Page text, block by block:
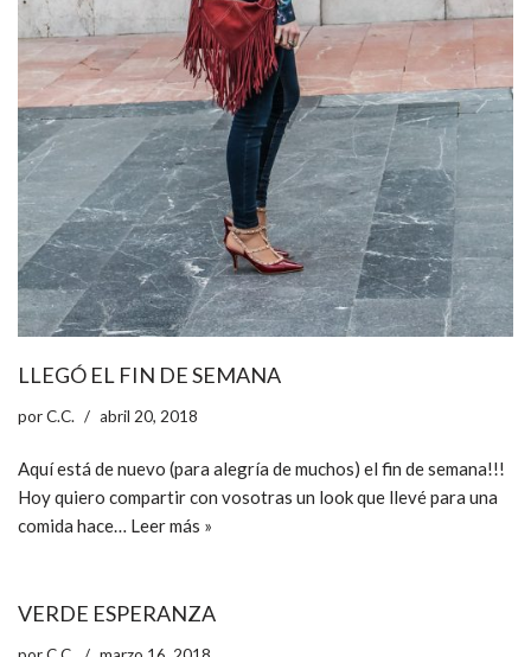
LLEGÓ EL FIN DE SEMANA
porC.C. abril 20, 2018
Aquí está de nuevo (para alegría de muchos) el fin de semana!!!
Hoy quiero compartir con vosotras un look que llevé para una
comida hace… Leer más »
VERDE ESPERANZA